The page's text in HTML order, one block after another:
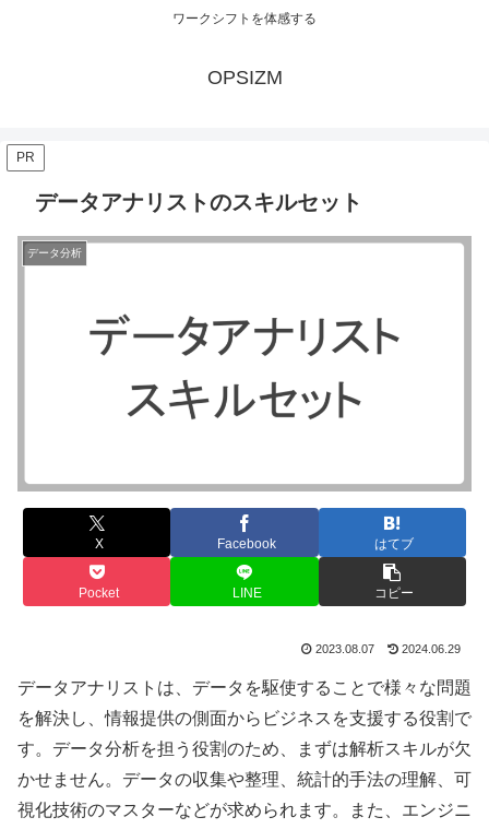
ワークシフトを体感する
OPSIZM
PR
データアナリストのスキルセット
データ分析
X Facebook はてブ
Pocket LINE コピー
2023.08.07 2024.06.29
データアナリストは、データを駆使することで様々な問題
を解決し、情報提供の側面からビジネスを支援する役割で
す。データ分析を担う役割のため、まずは解析スキルが欠
かせません。データの収集や整理、統計的手法の理解、可
視化技術のマスターなどが求められます。また、エンジニ